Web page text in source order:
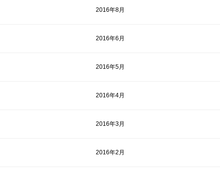
2016年8月
2016年6月
2016年5月
2016年4月
2016年3月
2016年2月